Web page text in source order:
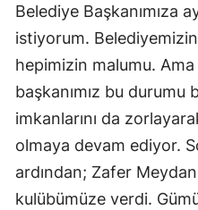
Belediye Başkanımıza
istiyorum.
hepimizin malumu.
başkanımız bu durumu
imkanlarını da
olmaya devam ediyor.
ardından; Zafer
kulübümüze verdi.